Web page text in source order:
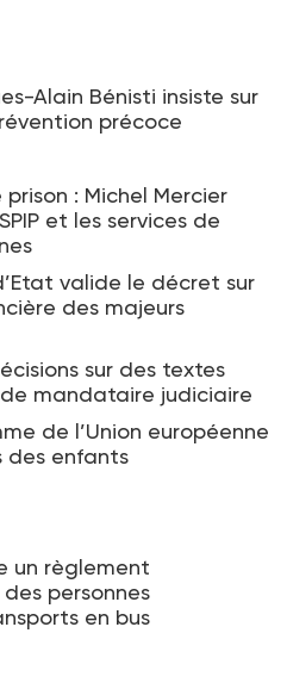
Alain Bénisti insiste sur
précoce
: Michel Mercier
et les services de
valide le décret sur
des majeurs
sur des textes
mandataire judiciaire
de l’Union européenne
des enfants
un règlement
personnes
en bus